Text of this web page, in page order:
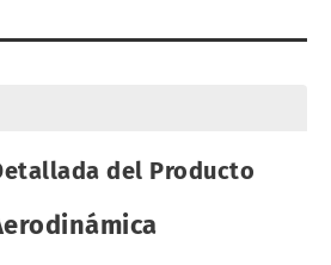
del Producto